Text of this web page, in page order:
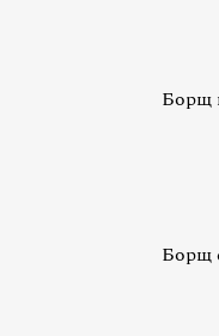
Борщ
Борщ